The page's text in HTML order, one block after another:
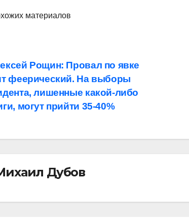
материалов
Рощин: Провал по явке
феерический. На выборы
лишенные какой-либо
могут прийти 35-40%
Дубов